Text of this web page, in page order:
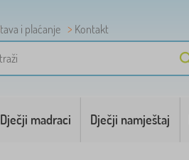
i plaćanje
Kontakt
Dječji madraci Dječji namještaj